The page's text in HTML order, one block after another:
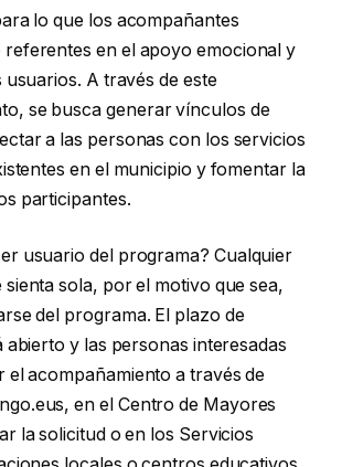
lo que los acompañantes
en el apoyo emocional y
usuarios. A través de este
se busca generar vínculos de
a las personas con los servicios
en el municipio y fomentar la
participantes.
usuario del programa? Cualquier
sienta sola, por el motivo que sea,
del programa. El plazo de
abierto y las personas interesadas
el acompañamiento a través de
en el Centro de Mayores
la solicitud o en los Servicios